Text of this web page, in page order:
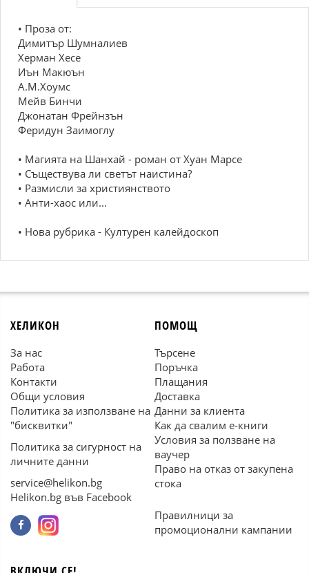
• Проза от:
Димитър Шумналиев
Херман Хесе
Иън Макюън
А.М.Хоумс
Мейв Бинчи
Джонатан Фрейнзън
Феридун Заимоглу
• Магията на Шанхай - роман от Хуан Марсе
• Съществува ли светът наистина?
• Размисли за християнството
• Анти-хаос или...
• Нова рубрика - Културен калейдоскоп
ХЕЛИКОН
За нас
Работа
Контакти
Общи условия
Политика за използване на
"бисквитки"
Политика за сигурност на
личните данни
service@helikon.bg
Helikon.bg във Facebook
ПОМОЩ
Търсене
Поръчка
Плащания
Доставка
Данни за клиента
Как да свалим е-книги
Условия за ползване на
ваучер
Право на отказ от закупена
стока
Правилници за
промоционални кампании